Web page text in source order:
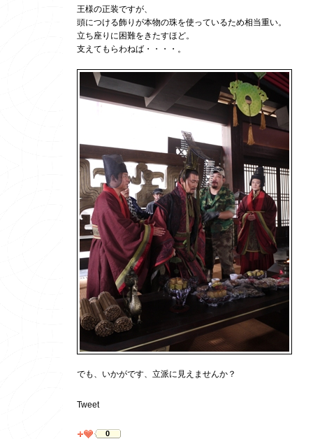
王様の正装ですが、
頭につける飾りが本物の珠を使っているため相当重い。
立ち座りに困難をきたすほど。
支えてもらわねば・・・・。
でも、いかがです、立派に見えませんか？
Tweet
0